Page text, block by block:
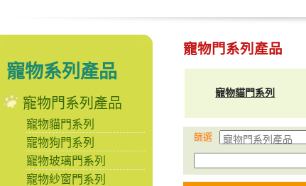
寵物系列產品
寵物門系列產品
寵物貓門系列
寵物狗門系列
寵物玻璃門系列
寵物紗窗門系列
寵物門系列產品
寵物貓門系列
篩選